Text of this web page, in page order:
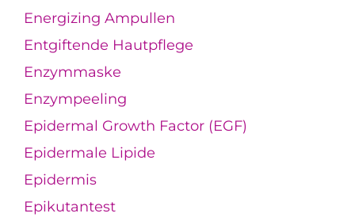
Energizing Ampullen
Entgiftende Hautpflege
Enzymmaske
Enzympeeling
Epidermal Growth Factor (EGF)
Epidermale Lipide
Epidermis
Epikutantest